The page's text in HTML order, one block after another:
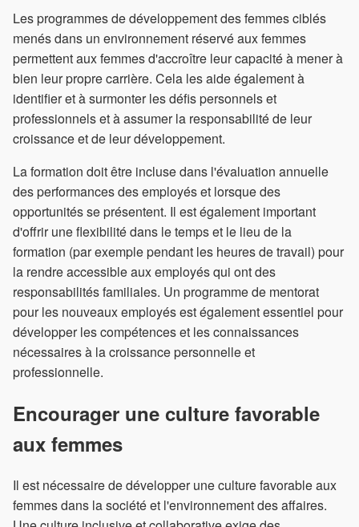
Les programmes de développement des femmes ciblés
menés dans un environnement réservé aux femmes
permettent aux femmes d'accroître leur capacité à mener à
bien leur propre carrière. Cela les aide également à
identifier et à surmonter les défis personnels et
professionnels et à assumer la responsabilité de leur
croissance et de leur développement.
La formation doit être incluse dans l'évaluation annuelle
des performances des employés et lorsque des
opportunités se présentent. Il est également important
d'offrir une flexibilité dans le temps et le lieu de la
formation (par exemple pendant les heures de travail) pour
la rendre accessible aux employés qui ont des
responsabilités familiales. Un programme de mentorat
pour les nouveaux employés est également essentiel pour
développer les compétences et les connaissances
nécessaires à la croissance personnelle et
professionnelle.
Encourager une culture favorable
aux femmes
Il est nécessaire de développer une culture favorable aux
femmes dans la société et l'environnement des affaires.